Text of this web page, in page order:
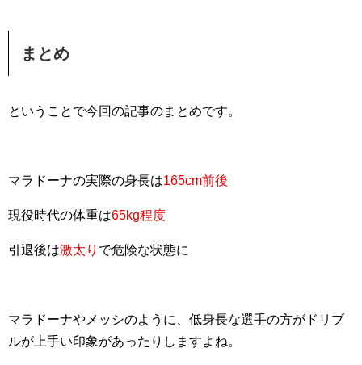
まとめ
ということで今回の記事のまとめです。
マラドーナの実際の身長は165cm前後
現役時代の体重は65kg程度
引退後は激太り で危険な状態に
マラドーナやメッシのように、低身長な選手の方がドリブ
ルが上手い印象があったりしますよね。